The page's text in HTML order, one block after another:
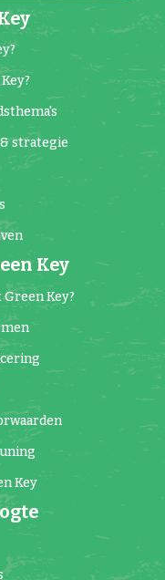
strategie
Key
Key?
Key